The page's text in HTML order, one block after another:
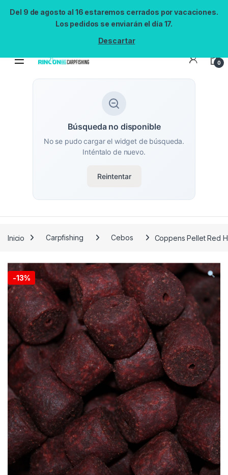
Del 9 de agosto al 16 estaremos cerrados por vacaciones.
Los pedidos se enviarán el día 17.
Descartar
0
Búsqueda no disponible
No se pudo cargar el widget de búsqueda.
Inténtalo de nuevo.
Reintentar
Inicio Carpfishing Cebos Coppens Pellet Red
-13%